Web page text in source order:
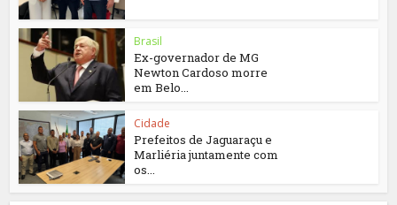
Brasil
Ex-governador de MG
Newton Cardoso morre
em Belo...
Cidade
Prefeitos de Jaguaraçu e
Marliéria juntamente com
os...